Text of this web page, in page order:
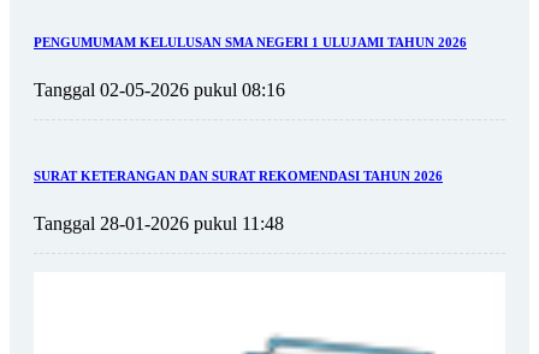
PENGUMUMAM KELULUSAN SMA NEGERI 1 ULUJAMI TAHUN 2026
Tanggal 02-05-2026 pukul 08:16
SURAT KETERANGAN DAN SURAT REKOMENDASI TAHUN 2026
Tanggal 28-01-2026 pukul 11:48